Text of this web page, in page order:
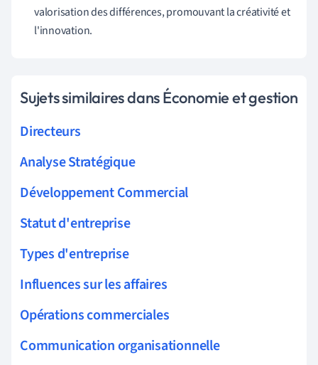
valorisation des différences, promouvant la créativité et
l'innovation.
Sujets similaires dans Économie et gestion
Directeurs
Analyse Stratégique
Développement Commercial
Statut d'entreprise
Types d'entreprise
Influences sur les affaires
Opérations commerciales
Communication organisationnelle